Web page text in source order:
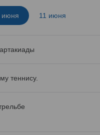
июня 11 июня
теннису.